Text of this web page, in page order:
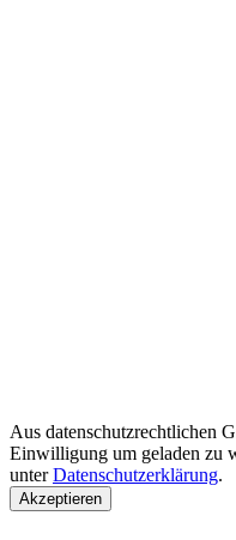
Aus datenschutzrechtlichen
Einwilligung um geladen zu
unterDatenschutzerklärung.
Akzeptieren